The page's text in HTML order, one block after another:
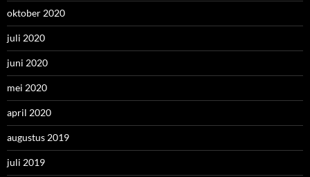
oktober 2020
juli 2020
juni 2020
mei 2020
april 2020
augustus 2019
juli 2019